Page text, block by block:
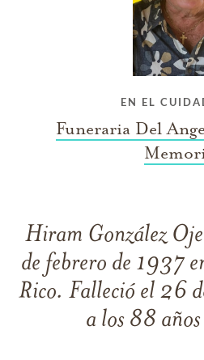
EN EL
Funeraria Del
Hiram González
de febrero de 1937
Rico. Falleció el 26
a los 88 años